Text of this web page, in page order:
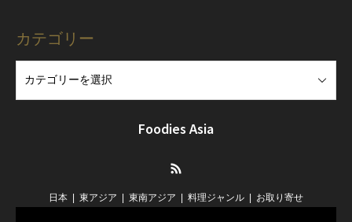
カテゴリー
Foodies Asia
日本 東アジア 東南アジア 料理ジャンル お取り寄せ